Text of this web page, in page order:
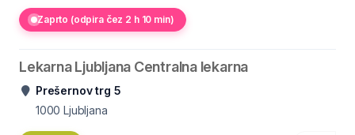
Zaprto (odpira čez 2 h 10 min)
Lekarna Ljubljana Centralna lekarna
Prešernov trg 5
1000 Ljubljana